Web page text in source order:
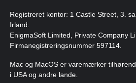
Registreret kontor: 1 Castle Street, 3.
Irland.
EnigmaSoft Limited, Private Company
Firmanegistreringsnummer 597114.
Mac og MacOS er varemærker
i USA og andre lande.